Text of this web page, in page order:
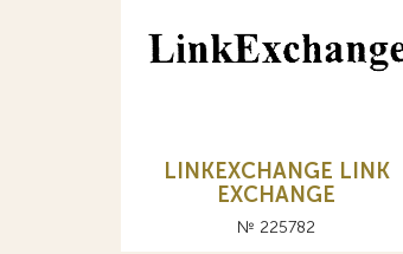
LINKEXCHANGE LINK
EXCHANGE
№ 225782